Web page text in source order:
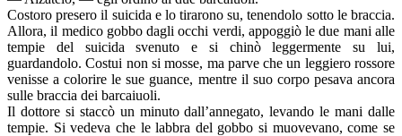
Costoro presero il suicida e lo tirarono su, tenendolo sotto le braccia.
Allora, il medico gobbo dagli occhi verdi, appoggiò le due mani alle
tempie del suicida svenuto e si chinò leggermente su lui,
guardandolo. Costui non si mosse, ma parve che un leggiero rossore
venisse a colorire le sue guance, mentre il suo corpo pesava ancora
sulle braccia dei barcaiuoli.
Il dottore si staccò un minuto dall’annegato, levando le mani dalle
tempie. Si vedeva che le labbra del gobbo si muovevano, come se